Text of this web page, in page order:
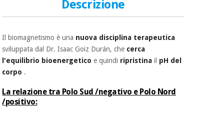
e
giochi
Armadi
Veterinario
dei
coronavirus
Aerobica,
pilates
Descrizione
Il biomagnetismo è una nuova disciplina terapeutica
sviluppata dal Dr. Isaac Goiz Durán, che cerca
l'equilibrio bioenergetico e quindi ripristina il pH del
corpo .
La relazione tra Polo Sud /negativo e Polo Nord
/positivo: